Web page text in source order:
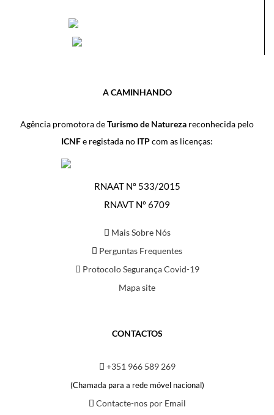
A CAMINHANDO
Agência promotora deTurismo de Natureza reconhecida pelo
ICNFe registada no ITPcom as licenças:
RNAAT Nº 533/2015
RNAVT Nº 6709
Mais Sobre Nós
Perguntas Frequentes
Protocolo Segurança Covid-19
Mapa site
CONTACTOS
+351 966 589 269
(Chamada para a rede móvel nacional)
Contacte-nos por Email